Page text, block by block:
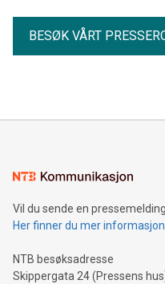
BESØK VÅRT
Vil du sende en
Her finner du mer
NTB besøksadresse
Skippergata 24 (Pressens